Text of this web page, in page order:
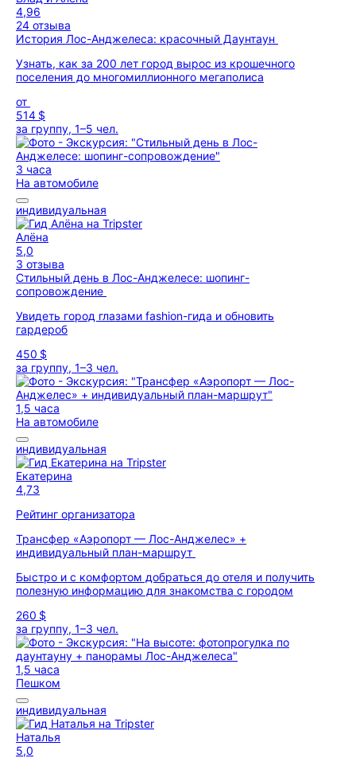
4,96
24 отзыва
История Лос-Анджелеса: красочный Даунтаун
Узнать, как за 200 лет город вырос из крошечного
поселения до многомиллионного мегаполиса
от
514 $
за группу, 1–5 чел.
3 часа
На автомобиле
индивидуальная
Алёна
5,0
3 отзыва
Стильный день в Лос-Анджелесе: шопинг-
сопровождение
Увидеть город глазами fashion-гида и обновить
гардероб
450 $
за группу, 1–3 чел.
1,5 часа
На автомобиле
индивидуальная
Екатерина
4,73
Рейтинг организатора
Трансфер «Аэропорт — Лос-Анджелес» +
индивидуальный план-маршрут
Быстро и с комфортом добраться до отеля и получить
полезную информацию для знакомства с городом
260 $
за группу, 1–3 чел.
1,5 часа
Пешком
индивидуальная
Наталья
5,0